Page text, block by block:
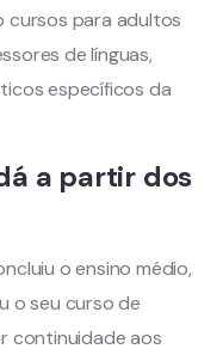
cursos para adultos
de línguas,
específicos da
a partir dos
o ensino médio,
o seu curso de
continuidade aos